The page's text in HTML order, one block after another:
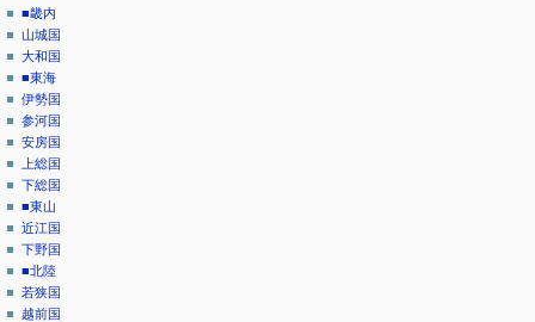
ュ
ー
覧
履
歴
■畿内
山城国
大和国
■東海
伊勢国
参河国
安房国
上総国
下総国
■東山
近江国
下野国
■北陸
若狭国
越前国